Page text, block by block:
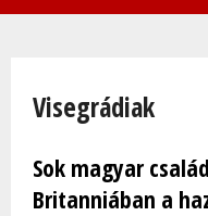
Visegrádiak
Sok magyar
Britanniában a
Oldalak